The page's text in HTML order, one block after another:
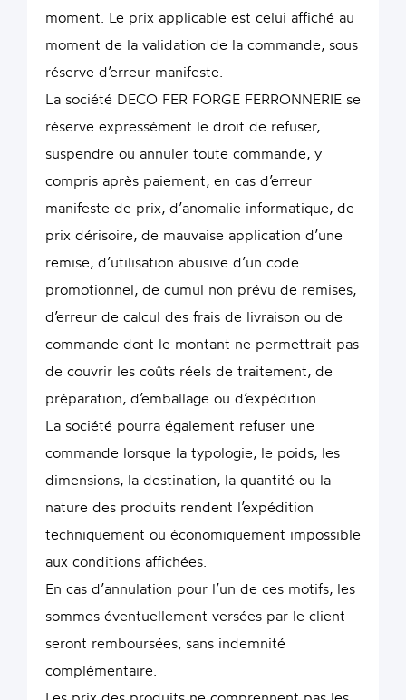
moment. Le prix applicable est celui affiché au
moment de la validation de la commande, sous
réserve d’erreur manifeste.
La société DECO FER FORGE FERRONNERIE se
réserve expressément le droit de refuser,
suspendre ou annuler toute commande, y
compris après paiement, en cas d’erreur
manifeste de prix, d’anomalie informatique, de
prix dérisoire, de mauvaise application d’une
remise, d’utilisation abusive d’un code
promotionnel, de cumul non prévu de remises,
d’erreur de calcul des frais de livraison ou de
commande dont le montant ne permettrait pas
de couvrir les coûts réels de traitement, de
préparation, d’emballage ou d’expédition.
La société pourra également refuser une
commande lorsque la typologie, le poids, les
dimensions, la destination, la quantité ou la
nature des produits rendent l’expédition
techniquement ou économiquement impossible
aux conditions affichées.
En cas d’annulation pour l’un de ces motifs, les
sommes éventuellement versées par le client
seront remboursées, sans indemnité
complémentaire.